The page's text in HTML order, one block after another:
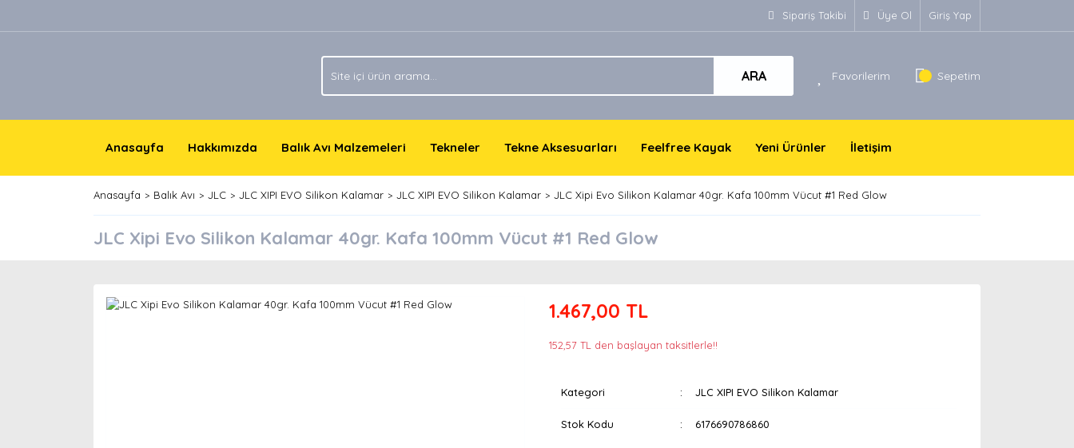
Sipariş Takibi Üye Ol Giriş Yap
ARA Favorilerim Sepetim
Anasayfa Hakkımızda Balık Avı Malzemeleri Tekneler Tekne Aksesuarları Feelfree Kayak Yeni Ürünler İletişim
Anasayfa Balık Avı JLC JLC XIPI EVO Silikon Kalamar JLC XIPI EVO Silikon Kalamar JLC Xipi Evo Silikon Kalamar 40gr. Kafa 100mm Vücut #1 Red Glow
JLC Xipi Evo Silikon Kalamar 40gr. Kafa 100mm Vücut #1 Red Glow
1.467,00 TL
152,57 TL den başlayan taksitlerle!!
Kategori JLC XIPI EVO Silikon Kalamar
Stok Kodu 6176690786860